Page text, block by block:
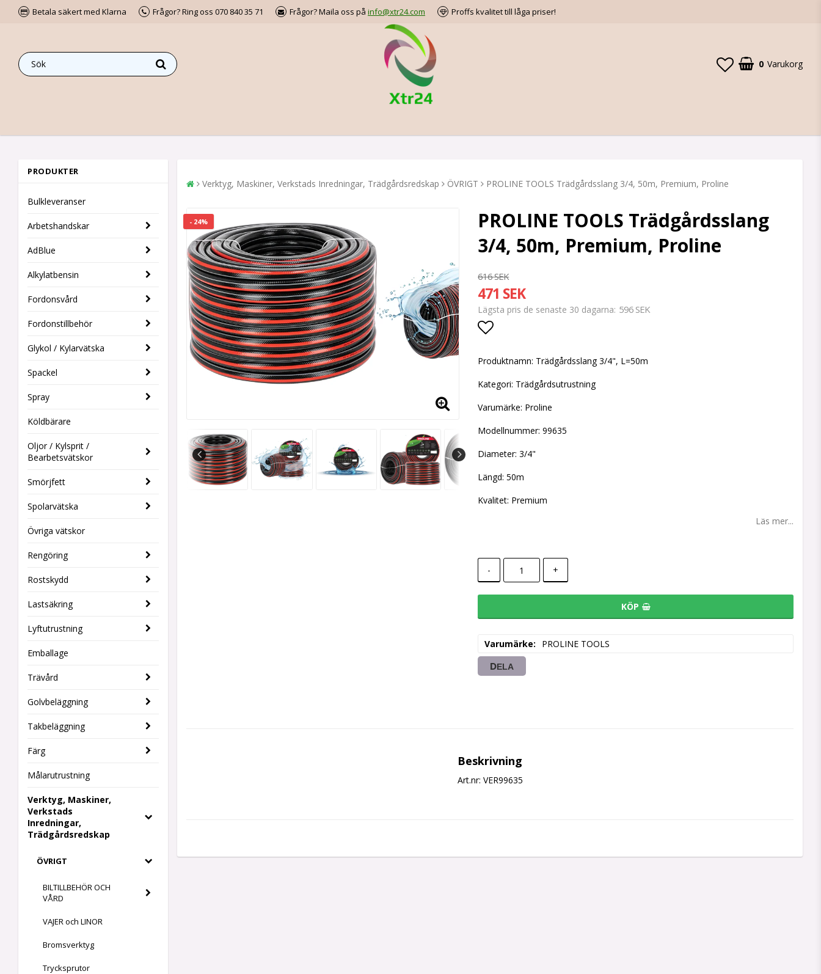
Betala säkert med Klarna Frågor? Ring oss 070 840 35 71 Frågor? Maila oss på info@xtr24.com Proffs kvalitet till låga priser!
0 Varukorg
PRODUKTER
Bulkleveranser
Arbetshandskar
AdBlue
Alkylatbensin
Fordonsvård
Fordonstillbehör
Glykol / Kylarvätska
Spackel
Spray
Köldbärare
Oljor / Kylsprit /
Bearbetsvätskor
Smörjfett
Spolarvätska
Övriga vätskor
Rengöring
Rostskydd
Lastsäkring
Lyftutrustning
Emballage
Trävård
Golvbeläggning
Takbeläggning
Färg
Målarutrustning
Verktyg, Maskiner,
Verkstads
Inredningar,
Trädgårdsredskap
ÖVRIGT
BILTILLBEHÖR OCH
VÅRD
VAJER och LINOR
Bromsverktyg
Trycksprutor
Verktyg, Maskiner, Verkstads Inredningar, Trädgårdsredskap ÖVRIGT PROLINE TOOLS Trädgårdsslang 3/4, 50m, Premium, Proline
- 24%
PROLINE TOOLS Trädgårdsslang
3/4, 50m, Premium, Proline
616 SEK
471 SEK
Lägsta pris de senaste 30 dagarna 596 SEK
Lägg till i favoritlistan
Produktnamn: Trädgårdsslang 3/4", L=50m
Kategori: Trädgårdsutrustning
Varumärke: Proline
Modellnummer: 99635
Diameter: 3/4"
Längd: 50m
Kvalitet: Premium
Läs mer...
- +
KÖP
Varumärke PROLINE TOOLS
DELA
Beskrivning
Art.nr: VER99635